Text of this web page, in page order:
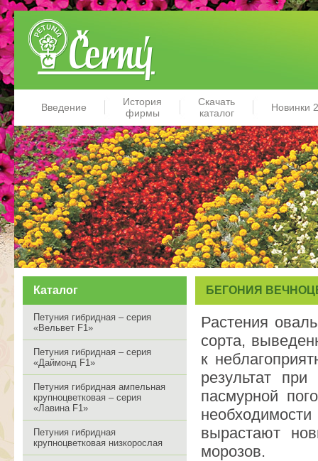
Введение
История
фирмы
Скачать
каталог
Новинки
Каталог
Петуния гибридная – серия
«Вельвет F1»
Петуния гибридная – серия
«Даймонд F1»
Петуния гибридная ампельная
крупноцветковая – серия
«Лавина F1»
Петуния гибридная
крупноцветковая низкорослая
БЕГОНИЯ
Растения
сорта,
к
результат
пасмурной
вырастают
морозов.